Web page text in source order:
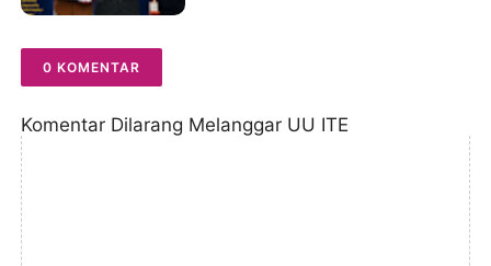
0 KOMENTAR
Komentar Dilarang Melanggar UU ITE